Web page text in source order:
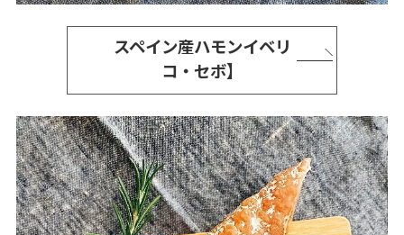
スペイン産ハモンイベリ
コ・セボ】